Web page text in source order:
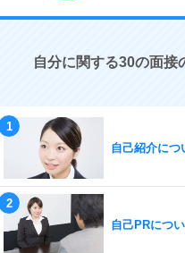
自分に関する30の面接
自己紹介につ
自己PRにつ